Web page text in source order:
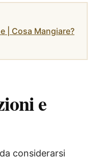
| Cosa Mangiare?
e
considerarsi